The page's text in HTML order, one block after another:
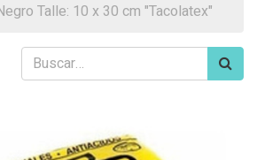
Talle: 10 x 30 cm "Tacolatex"